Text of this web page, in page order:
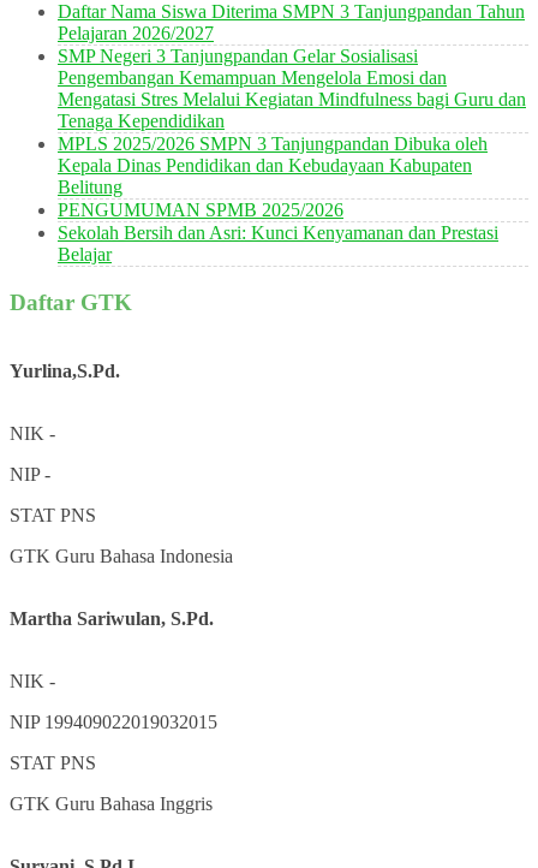
Daftar Nama Siswa Diterima SMPN 3 Tanjungpandan Tahun
Pelajaran 2026/2027
SMP Negeri 3 Tanjungpandan Gelar Sosialisasi
Pengembangan Kemampuan Mengelola Emosi dan
Mengatasi Stres Melalui Kegiatan Mindfulness bagi Guru dan
Tenaga Kependidikan
MPLS 2025/2026 SMPN 3 Tanjungpandan Dibuka oleh
Kepala Dinas Pendidikan dan Kebudayaan Kabupaten
Belitung
PENGUMUMAN SPMB 2025/2026
Sekolah Bersih dan Asri: Kunci Kenyamanan dan Prestasi
Belajar
Daftar GTK
Yurlina,S.Pd.
NIK -
NIP-
STAT PNS
GTK Guru Bahasa Indonesia
Martha Sariwulan, S.Pd.
NIK -
NIP 199409022019032015
STAT PNS
GTK Guru Bahasa Inggris